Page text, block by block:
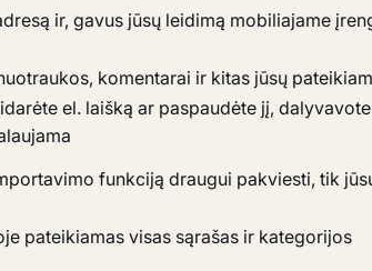
ir, gavus jūsų leidimą mobiliajame
komentarai ir kitas jūsų
el. laišką ar paspaudėte jį,
funkciją draugui pakviesti, tik
pateikiamas visas sąrašas ir kategorijos